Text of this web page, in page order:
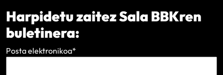
Harpidetu zaitez Sala BBKren
buletinera:
Posta elektronikoa*